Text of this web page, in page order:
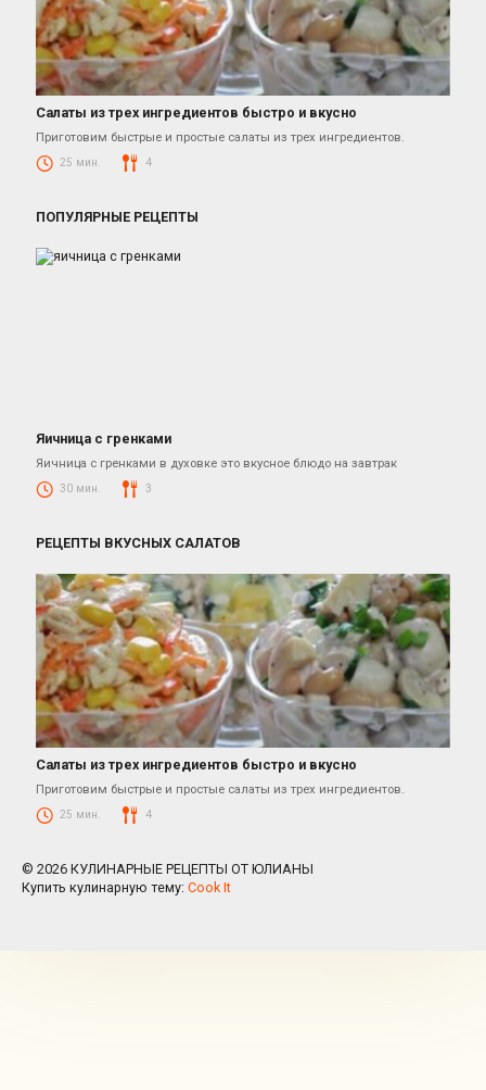
Салаты из трех ингредиентов быстро и вкусно
Приготовим быстрые и простые салаты из трех ингредиентов.
25 мин. 4
ПОПУЛЯРНЫЕ РЕЦЕПТЫ
Яичница с гренками
Яичница с гренками в духовке это вкусное блюдо на завтрак
30 мин. 3
РЕЦЕПТЫ ВКУСНЫХ САЛАТОВ
Салаты из трех ингредиентов быстро и вкусно
Приготовим быстрые и простые салаты из трех ингредиентов.
25 мин. 4
© 2026 КУЛИНАРНЫЕ РЕЦЕПТЫ ОТ ЮЛИАНЫ
Купить кулинарную тему: Cook It